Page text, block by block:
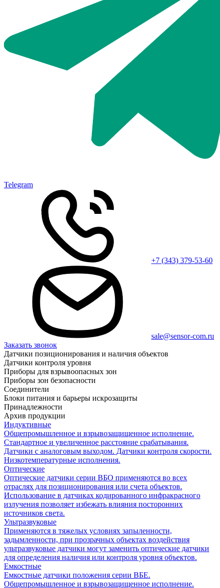
Telegram
+7 (343) 379-53-60
sale@sensor-com.ru
Заказать звонок
Датчики позиционирования и наличия объектов
Датчики контроля уровня
Приборы для взрывоопасных зон
Приборы зон безопасности
Соединители
Блоки питания и барьеры искрозащиты
Принадлежности
Архив продукции
Индуктивные
Общепромышленное и взрывозащищенное исполнение.
Стандартное и увеличенное расстояние срабатывания.
Датчики с аналоговым выходом. Датчики контроля скорости.
Низкотемпературные исполнения.
Оптические
Оптические датчики серии ВБО применяются во всех
отраслях для позиционирования или счета объектов.
Использование в датчиках кодированного инфракрасного
излучения позволяет избежать влияния посторонних
источников света.
Ультразвуковые
Применяются в тяжелых условиях запыленности,
задымленности, при прозрачных объектах воздействия
ультразвуковые датчики могут заменить оптические датчики
для определения наличия или контроля уровня объектов.
Емкостные
Емкостные датчики положения серии ВБЕ.
Общепромышленное и взрывозащищенное исполнение.